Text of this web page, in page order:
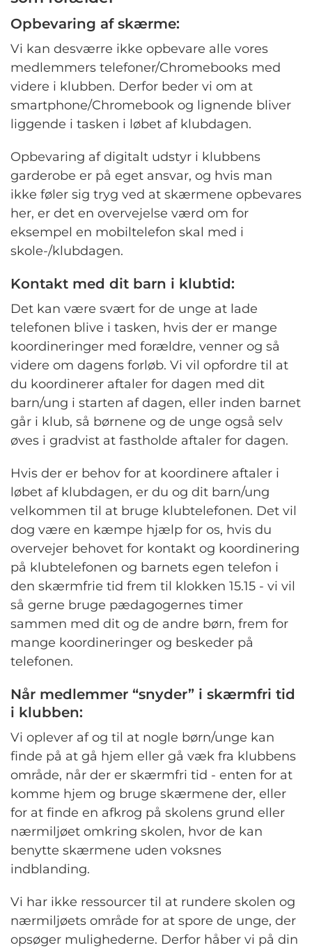
Opbevaring af skærme:
Vi kan desværre ikke opbevare alle vores
medlemmers telefoner/Chromebooks med
videre i klubben. Derfor beder vi om at
smartphone/Chromebook og lignende bliver
liggende i tasken i løbet af klubdagen.
Opbevaring af digitalt udstyr i klubbens
garderobe er på eget ansvar, og hvis man
ikke føler sig tryg ved at skærmene opbevares
her, er det en overvejelse værd om for
eksempel en mobiltelefon skal med i
skole-/klubdagen.
Kontakt med dit barn i klubtid:
Det kan være svært for de unge at lade
telefonen blive i tasken, hvis der er mange
koordineringer med forældre, venner og så
videre om dagens forløb. Vi vil opfordre til at
du koordinerer aftaler for dagen med dit
barn/ung i starten af dagen, eller inden barnet
går i klub, så børnene og de unge også selv
øves i gradvist at fastholde aftaler for dagen.
Hvis der er behov for at koordinere aftaler i
løbet af klubdagen, er du og dit barn/ung
velkommen til at bruge klubtelefonen. Det vil
dog være en kæmpe hjælp for os, hvis du
overvejer behovet for kontakt og koordinering
på klubtelefonen og barnets egen telefon i
den skærmfrie tid frem til klokken 15.15 - vi vil
så gerne bruge pædagogernes timer
sammen med dit og de andre børn, frem for
mange koordineringer og beskeder på
telefonen.
Når medlemmer “snyder” i skærmfri tid
i klubben:
Vi oplever af og til at nogle børn/unge kan
finde på at gå hjem eller gå væk fra klubbens
område, når der er skærmfri tid - enten for at
komme hjem og bruge skærmene der, eller
for at finde en afkrog på skolens grund eller
nærmiljøet omkring skolen, hvor de kan
benytte skærmene uden voksnes
indblanding.
Vi har ikke ressourcer til at rundere skolen og
nærmiljøets område for at spore de unge, der
opsøger mulighederne. Derfor håber vi på din